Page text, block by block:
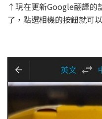
↑現在更新Google翻譯的
了，點選相機的按鈕就可